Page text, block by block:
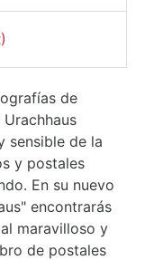
de
sensible de la
y postales
En su nuevo
encontrarás
maravilloso y
de postales